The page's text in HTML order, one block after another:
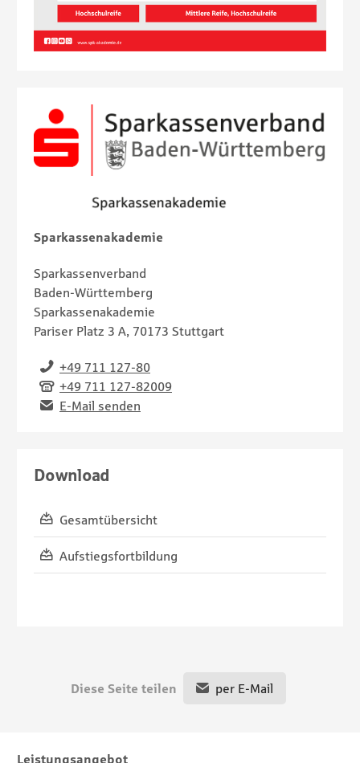
Sparkassenakademie
Sparkassenverband
Baden-Württemberg
Sparkassenakademie
Pariser Platz 3 A, 70173 Stuttgart
Telefon +49 711 127-80
Fax +49 711 127-82009
Email E-Mail senden
Download
Gesamtübersicht
Aufstiegsfortbildung
Diese Seite teilen per E-Mail
Sitemap
Leistungsangebot